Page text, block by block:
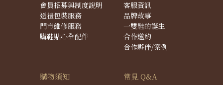
會員招募與制度說明
送禮包裝服務
門市維修服務
購鞋貼心全配件
客服資訊
品牌故事
一雙鞋的誕生
合作邀約
合作夥伴/案例
購物須知 常見 Q&A